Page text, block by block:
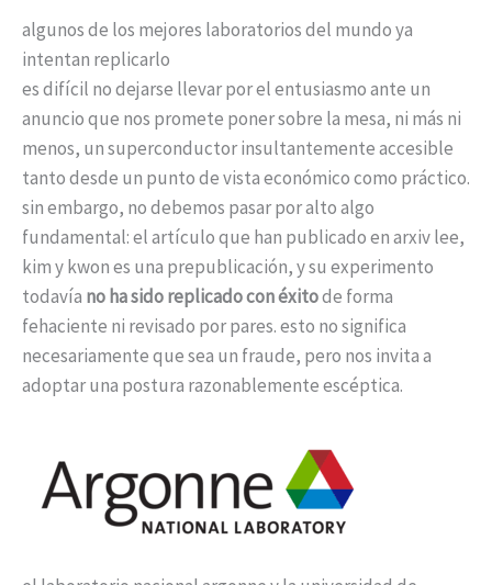
algunos de los mejores laboratorios del mundo ya
intentan replicarlo
es difícil no dejarse llevar por el entusiasmo ante un
anuncio que nos promete poner sobre la mesa, ni más ni
menos, un superconductor insultantemente accesible
tanto desde un punto de vista económico como práctico.
sin embargo, no debemos pasar por alto algo
fundamental: el artículo que han publicado en arxiv lee,
kim y kwon es una prepublicación, y su experimento
todavía no ha sido replicado con éxitode forma
fehaciente ni revisado por pares. esto no significa
necesariamente que sea un fraude, pero nos invita a
adoptar una postura razonablemente escéptica.